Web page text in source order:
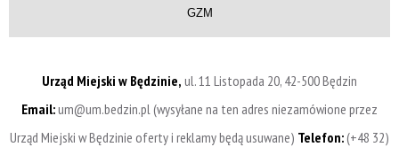
GZM
Urząd Miejski w Będzinie, ul. 11 Listopada 20, 42-500 Będzin
Email:um@um.bedzin.pl (wysyłane na ten adres niezamówione przez
Urząd Miejski w Będzinie oferty i reklamy będą usuwane) Telefon:(+48 32)